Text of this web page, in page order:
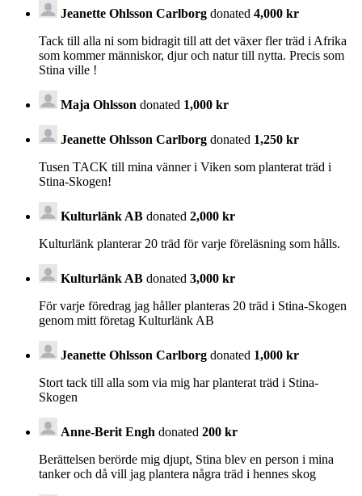
Jeanette Ohlsson Carlborg donated 4,000 kr
Tack till alla ni som bidragit till att det växer fler träd i Afrika
som kommer människor, djur och natur till nytta. Precis som
Stina ville !
Maja Ohlsson donated 1,000 kr
Jeanette Ohlsson Carlborg donated 1,250 kr
Tusen TACK till mina vänner i Viken som planterat träd i
Stina-Skogen!
Kulturlänk AB donated 2,000 kr
Kulturlänk planterar 20 träd för varje föreläsning som hålls.
Kulturlänk AB donated 3,000 kr
För varje föredrag jag håller planteras 20 träd i Stina-Skogen
genom mitt företag Kulturlänk AB
Jeanette Ohlsson Carlborg donated 1,000 kr
Stort tack till alla som via mig har planterat träd i Stina-
Skogen
Anne-Berit Engh donated 200 kr
Berättelsen berörde mig djupt, Stina blev en person i mina
tanker och då vill jag plantera några träd i hennes skog